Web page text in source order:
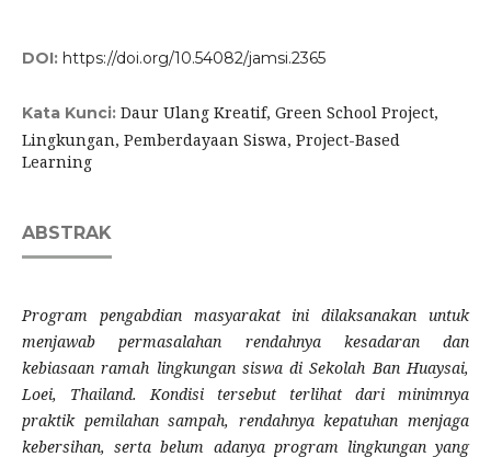
DOI: https://doi.org/10.54082/jamsi.2365
Kata Kunci: Daur Ulang Kreatif, Green School Project,
Lingkungan, Pemberdayaan Siswa, Project-Based
Learning
ABSTRAK
Program pengabdian masyarakat ini dilaksanakan untuk
menjawab permasalahan rendahnya kesadaran dan
kebiasaan ramah lingkungan siswa di Sekolah Ban Huaysai,
Loei, Thailand. Kondisi tersebut terlihat dari minimnya
praktik pemilahan sampah, rendahnya kepatuhan menjaga
kebersihan, serta belum adanya program lingkungan yang